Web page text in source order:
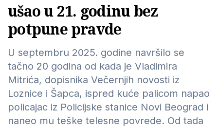
ušao u 21. godinu bez
potpune pravde
U septembru 2025. godine navršilo se
tačno 20 godina od kada je Vladimira
Mitrića, dopisnika Večernjih novosti iz
Loznice i Šapca, ispred kuće palicom napao
policajac iz Policijske stanice Novi Beograd i
naneo mu teške telesne povrede. Od tada